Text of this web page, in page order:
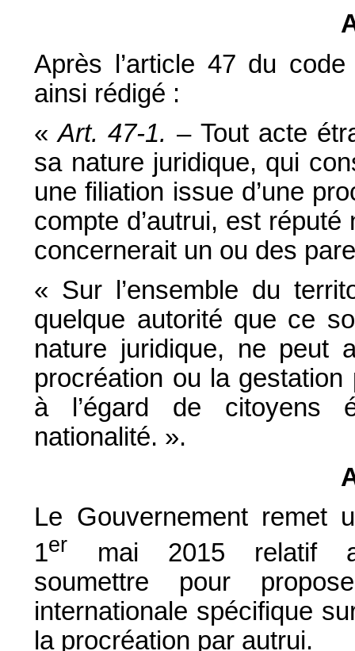
Après l’article 47 du
ainsi rédigé :
«Art. 47-1. – Tout acte
sa nature juridique, qui
une filiation issue d’une
compte d’autrui, est
concernerait un ou des
« Sur l’ensemble du
quelque autorité que ce
nature juridique, ne peut
procréation ou la
à l’égard de citoyens
nationalité. ».
Le Gouvernement remet
1er mai 2015 relatif
soumettre pour
internationale spécifique
la procréation par autrui.